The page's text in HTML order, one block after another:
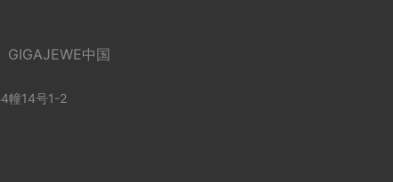
GIGAJEWE中国
幢14号1-2